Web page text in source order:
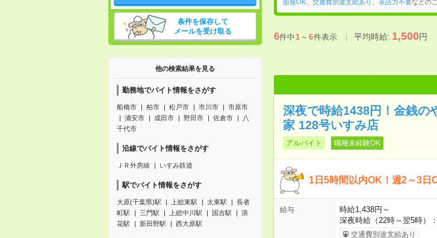
条件を保存して
メールを受け取る
他の検索結果を見る
勤務地でバイト情報をさがす
船橋市 柏市 松戸市 市川市
市原市
浦安市
成田市 野田市 佐倉市
八
千代市
沿線でバイト情報をさがす
ＪＲ外房線 いすみ鉄道
駅でバイト情報をさがす
大原(千葉県)駅 上総東駅 太東駅
長者
町駅
三門駅 上総中川駅 国吉駅
浪
花駅
新田野駅 西大原駅
面接OK、 交通費別途支給あり 英語力不要などの
6件中1～6件表示 平均時給:1,500円
深夜で時給1438円！金銭
家 128号いすみ店
アルバイト 職種未経験OK
1日5時間以内OK！週2～3日
給与
時給1,438円～
深夜時給（22時～翌5時）
交通費別途支給あり